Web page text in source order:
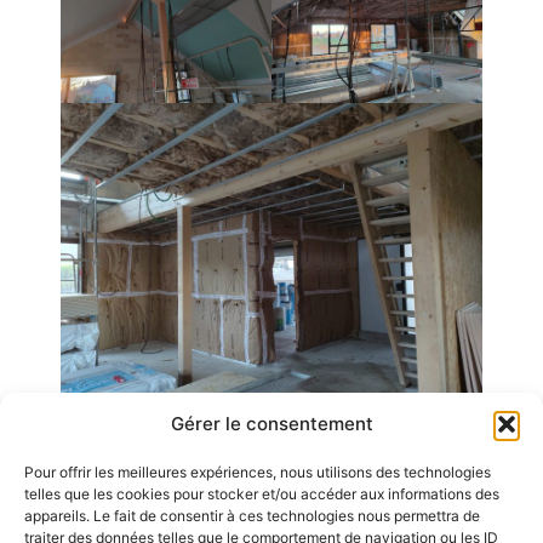
Gérer le consentement
Pour offrir les meilleures expériences, nous utilisons des technologies
telles que les cookies pour stocker et/ou accéder aux informations des
appareils. Le fait de consentir à ces technologies nous permettra de
traiter des données telles que le comportement de navigation ou les ID
Emplois